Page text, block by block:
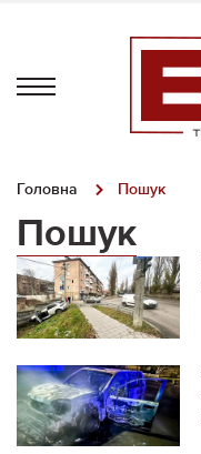
Головна Пошук
Пошук